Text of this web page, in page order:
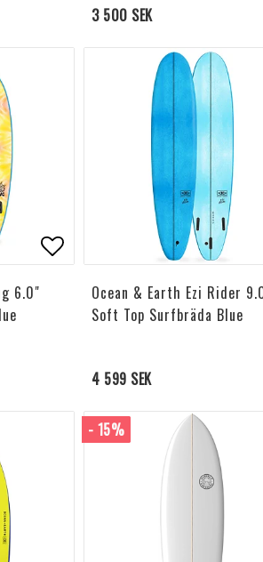
3 500 SEK
Lägg till i favoritlistan
6.0"
Ocean & Earth Ezi Rider
Soft Top Surfbräda Blue
4 599 SEK
- 15%